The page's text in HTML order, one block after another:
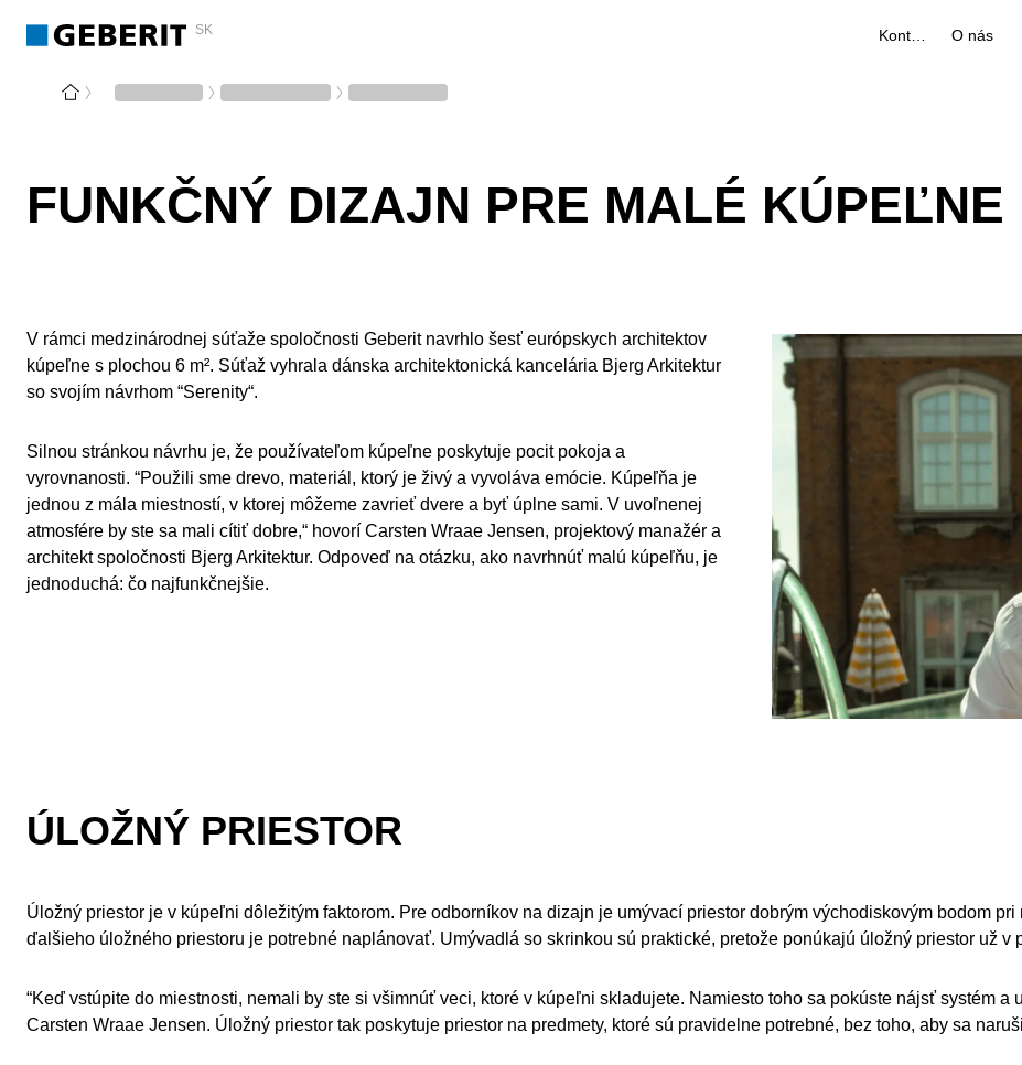
SK O nás
FUNKČNÝ DIZAJN PRE MALÉ KÚPEĽNE
V rámci medzinárodnej súťaže spoločnosti Geberit navrhlo šesť európskych architektov
kúpeľne s plochou 6 m². Súťaž vyhrala dánska architektonická kancelária Bjerg Arkitektur
so svojím návrhom “Serenity“.
Silnou stránkou návrhu je, že používateľom kúpeľne poskytuje pocit pokoja a
vyrovnanosti. “Použili sme drevo, materiál, ktorý je živý a vyvoláva emócie. Kúpeľňa je
jednou z mála miestností, v ktorej môžeme zavrieť dvere a byť úplne sami. V uvoľnenej
atmosfére by ste sa mali cítiť dobre,“ hovorí Carsten Wraae Jensen, projektový manažér a
architekt spoločnosti Bjerg Arkitektur. Odpoveď na otázku, ako navrhnúť malú kúpeľňu, je
jednoduchá: čo najfunkčnejšie.
ÚLOŽNÝ PRIESTOR
Úložný priestor je v kúpeľni dôležitým faktorom. Pre odborníkov na dizajn je umývací priestor dobrým východiskovým bodom
ďalšieho úložného priestoru je potrebné naplánovať. Umývadlá so skrinkou sú praktické, pretože ponúkajú úložný priestor už v
“Keď vstúpite do miestnosti, nemali by ste si všimnúť veci, ktoré v kúpeľni skladujete. Namiesto toho sa pokúste nájsť systém
Carsten Wraae Jensen. Úložný priestor tak poskytuje priestor na predmety, ktoré sú pravidelne potrebné, bez toho, aby sa